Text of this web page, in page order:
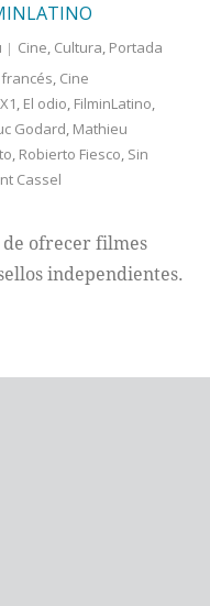
Cine, Cultura, Portada
, Cine
, El odio, FilminLatino,
Godard, Mathieu
, Robierto Fiesco, Sin
Cassel
de ofrecer filmes
independientes.